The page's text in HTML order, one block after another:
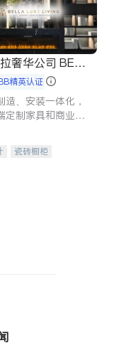
华公司 BELL
精英认证
造、安装一体化，
定制家具和商业空
瓷砖橱柜